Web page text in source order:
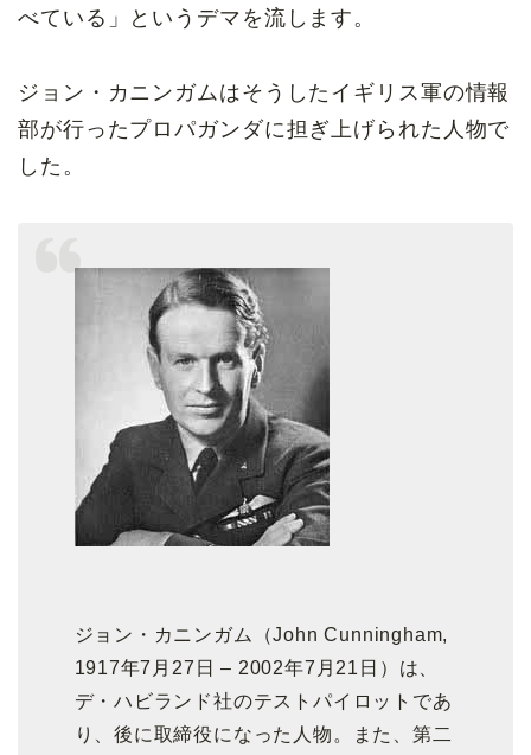
べている」というデマを流します。
ジョン・カニンガムはそうしたイギリス軍の情報
部が行ったプロパガンダに担ぎ上げられた人物で
した。
ジョン・カニンガム（John Cunningham,
1917年7月27日 – 2002年7月21日）は、
デ・ハビランド社のテストパイロットであ
り、後に取締役になった人物。また、第二